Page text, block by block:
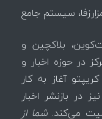
سیستم جامع
بلاکچین و
صورت متمرکز در حوزه اخبار و
آغاز به کار
بازنشر اخبار
می‌کند.شما از